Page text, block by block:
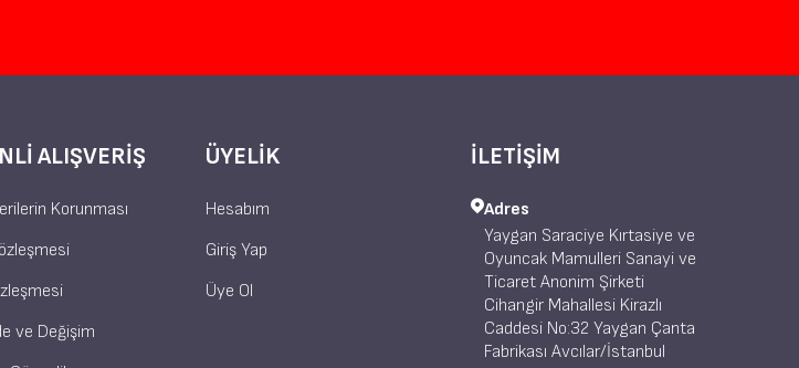
ALIŞVERIŞ
Korunması
ve Değişim
ÜYELIK
Hesabım
Giriş Yap
Üye Ol
İLETİŞİM
Adres
Yaygan Saraciye Kırtasiye ve
Oyuncak Mamulleri Sanayi ve
Ticaret Anonim Şirketi
Cihangir Mahallesi Kirazlı
Caddesi No:32 Yaygan Çanta
Fabrikası Avcılar/İstanbul